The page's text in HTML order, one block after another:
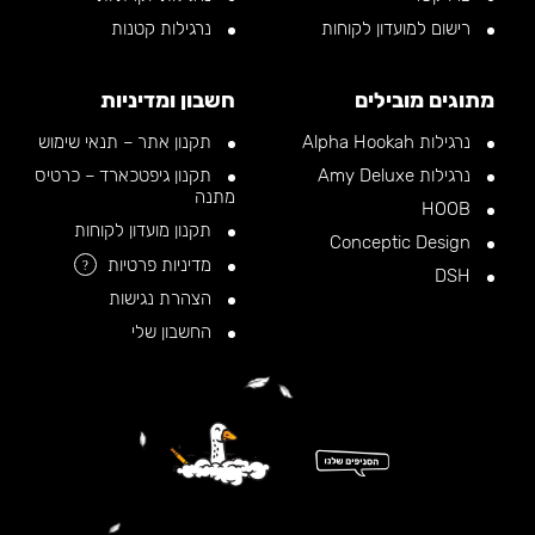
רישום למועדון לקוחות
נרגילות קטנות
מתוגים מובילים
נרגילות Alpha Hookah
נרגילות Amy Deluxe
חשבון ומדיניות
תקנון אתר – תנאי שימוש
תקנון גיפטכארד – כרטיס
מתנה
תקנון מועדון לקוחות
מדיניות פרטיות
?
הצהרת נגישות
החשבון שלי